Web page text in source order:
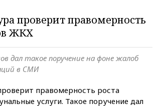
проверит правомерность
ЖКХ
дал такое поручение на фоне жалоб
в СМИ
правомерность роста
услуги. Такое поручение дал